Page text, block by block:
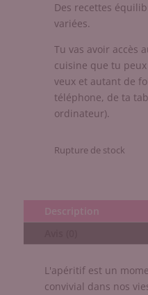
Des recettes
variées.
Tu vas avoir accès
cuisine que tu
veux et autant de
téléphone, de ta
ordinateur).
Rupture de stock
Description
L'apéritif est un
convivial dans nos